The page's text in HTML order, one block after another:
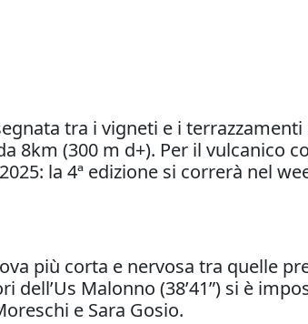
tra i vigneti e i
8km (300 m d+). Per il vulcanico
la 4ª edizione si correrà nel
più corta e nervosa tra quelle
Malonno (38’41”) si è
e Sara Gosio.